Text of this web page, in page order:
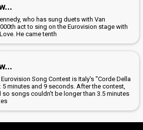
who has sung duets with Van
act to sing on the Eurovision stage with
He came tenth
Song Contest is Italy's "Corde Della
5 minutes and 9 seconds. After the contest,
so songs couldn't be longer than 3.5 minutes